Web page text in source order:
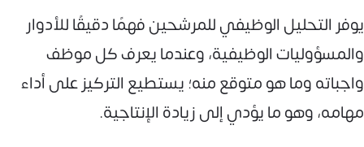
يوفر التحليل الوظيفي للمرشحين فهمًا دقيقًا للأدوار
والمسؤوليات الوظيفية، وعندما يعرف كل موظف
واجباته وما هو متوقع منه؛ يستطيع التركيز على أداء
مهامه، وهو ما يؤدي إلى زيادة الإنتاجية.